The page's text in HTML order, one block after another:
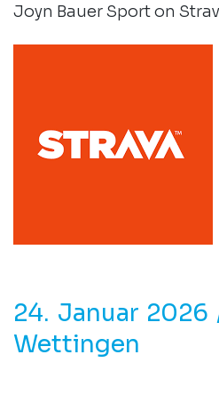
Joyn Bauer Sport on
24. Januar 2026
Wettingen